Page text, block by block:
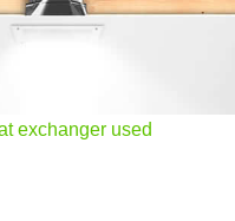
com aletas é um material
de ar centrais e outros
melhorar a eficiência da